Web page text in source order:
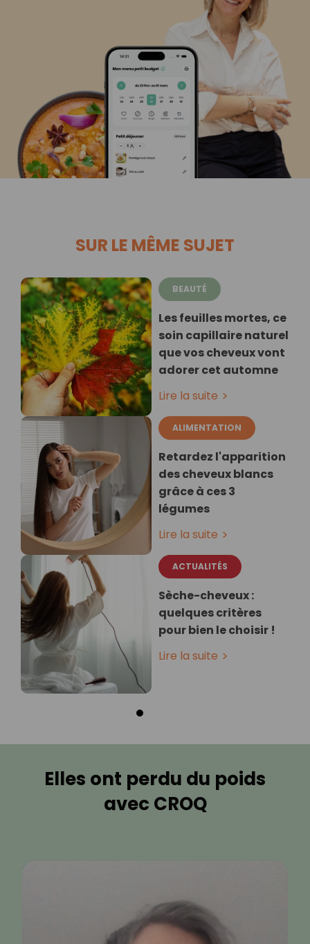
SUR LE MÊME SUJET
BEAUTÉ
Les feuilles mortes, ce
soin capillaire naturel
que vos cheveux vont
adorer cet automne
Lire la suite
ALIMENTATION
Retardez l'apparition
des cheveux blancs
grâce à ces 3
légumes
Lire la suite
ACTUALITÉS
Sèche-cheveux :
quelques critères
pour bien le choisir !
Lire la suite
Elles ont perdu du poids
avec CROQ